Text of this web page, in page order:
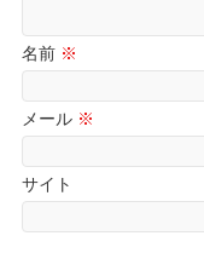
名前 ※
メール ※
サイト